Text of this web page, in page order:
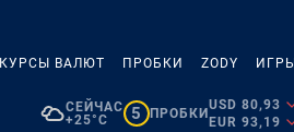
КУРСЫ ВАЛЮТ ПРОБКИ ZODY ИГРЫ
СЕЙЧАС
+25°C
5 ПРОБКИ
USD 80,93
EUR 93,19